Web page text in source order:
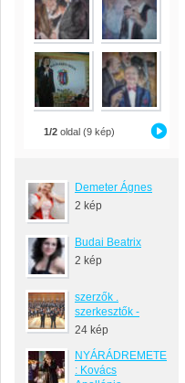
1/2 oldal (9 kép)
Demeter Ágnes
2 kép
Budai Beatrix
2 kép
szerzők .
szerkesztők -
24 kép
NYÁRÁDREMETE
: Kovács